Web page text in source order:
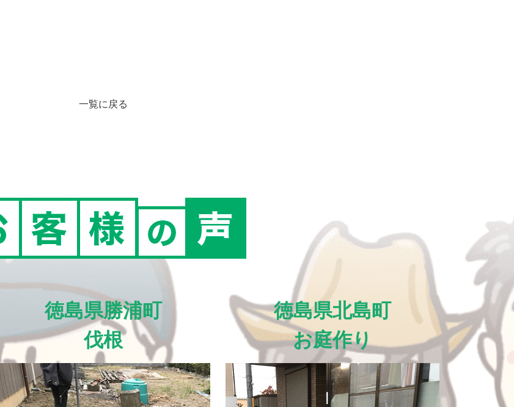
一覧に戻る
徳島県勝浦町
伐根
徳島県北島町
お庭作り